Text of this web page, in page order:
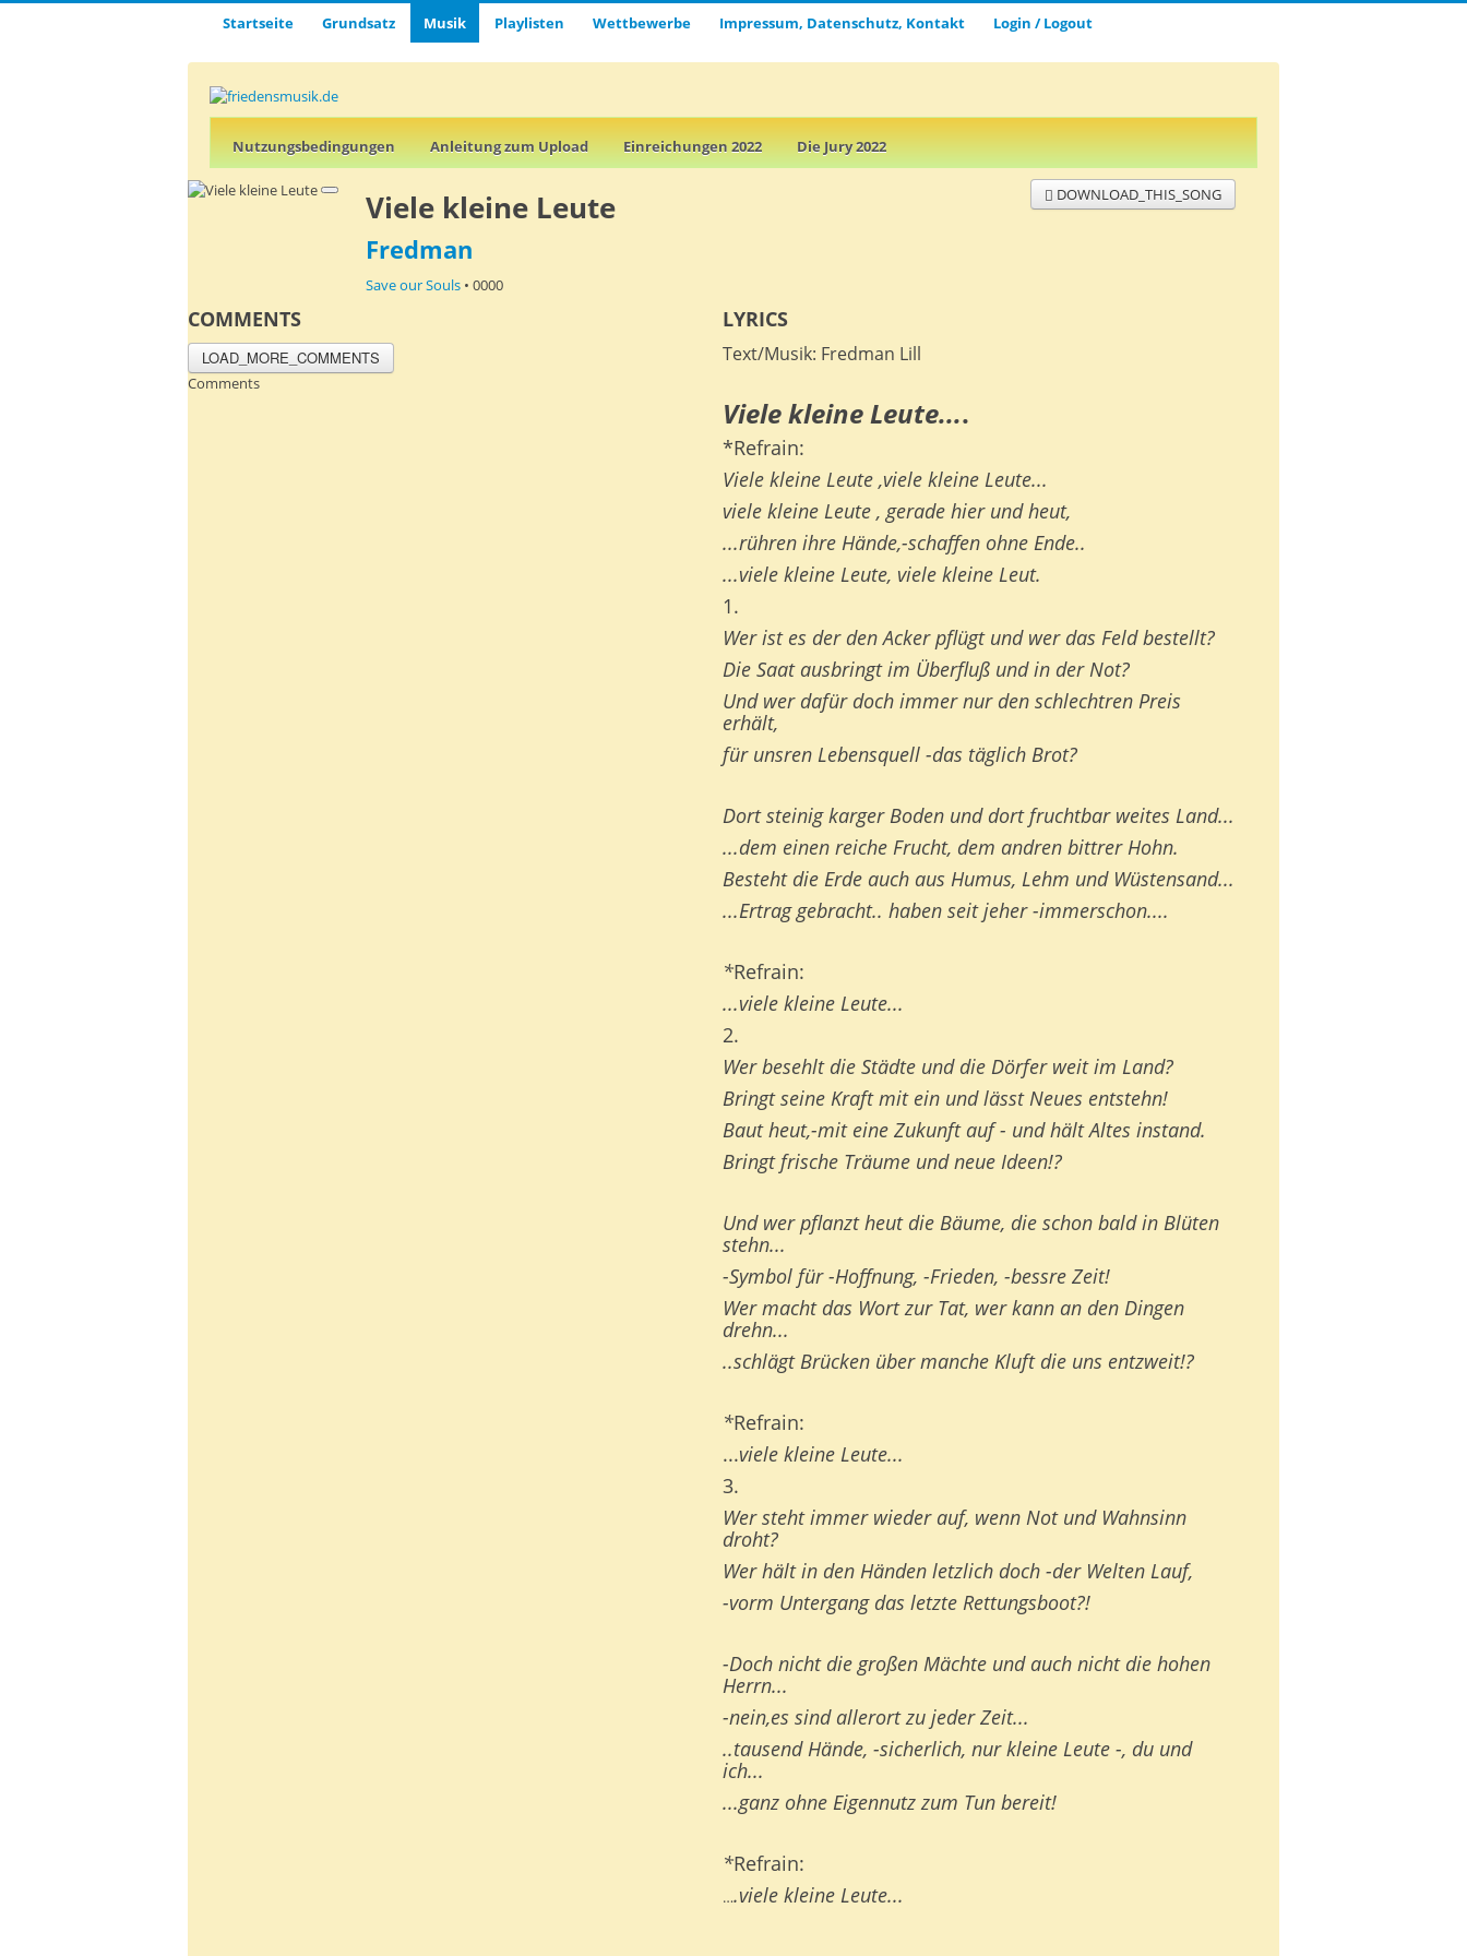
Startseite Grund­satz­ Musik Playlisten Wettbewerbe Impressum, Datenschutz, Kontakt Login / Logout
Nutz­ungs­­­bedin­g­­ungen Anleitung zum Upload Einreichungen 2022 Die Jury 2022
DOWNLOAD_THIS_SONG
Viele kleine Leute
Fredman
Save our Souls • 0000
COMMENTS
LOAD_MORE_COMMENTS
Comments
LYRICS
Text/Musik: Fredman Lill
Viele kleine Leute....
*Refrain:
Viele kleine Leute ,viele kleine Leute...
viele kleine Leute , gerade hier und heut,
...rühren ihre Hände,-schaffen ohne Ende..
...viele kleine Leute, viele kleine Leut.
1.
Wer ist es der den Acker pflügt und wer das Feld bestellt?
Die Saat ausbringt im Überfluß und in der Not?
Und wer dafür doch immer nur den schlechtren Preis
erhält,
für unsren Lebensquell -das täglich Brot?
Dort steinig karger Boden und dort fruchtbar weites Land...
...dem einen reiche Frucht, dem andren bittrer Hohn.
Besteht die Erde auch aus Humus, Lehm und Wüstensand...
...Ertrag gebracht.. haben seit jeher -immerschon....
*Refrain:
...viele kleine Leute...
2.
Wer besehlt die Städte und die Dörfer weit im Land?
Bringt seine Kraft mit ein und lässt Neues entstehn!
Baut heut,-mit eine Zukunft auf - und hält Altes instand.
Bringt frische Träume und neue Ideen!?
Und wer pflanzt heut die Bäume, die schon bald in Blüten
stehn...
-Symbol für -Hoffnung, -Frieden, -bessre Zeit!
Wer macht das Wort zur Tat, wer kann an den Dingen
drehn...
..schlägt Brücken über manche Kluft die uns entzweit!?
*Refrain:
...viele kleine Leute...
3.
Wer steht immer wieder auf, wenn Not und Wahnsinn
droht?
Wer hält in den Händen letzlich doch -der Welten Lauf,
-vorm Untergang das letzte Rettungsboot?!
-Doch nicht die großen Mächte und auch nicht die hohen
Herrn...
-nein,es sind allerort zu jeder Zeit...
..tausend Hände, -sicherlich, nur kleine Leute -, du und
ich...
...ganz ohne Eigennutz zum Tun bereit!
*Refrain:
….viele kleine Leute...